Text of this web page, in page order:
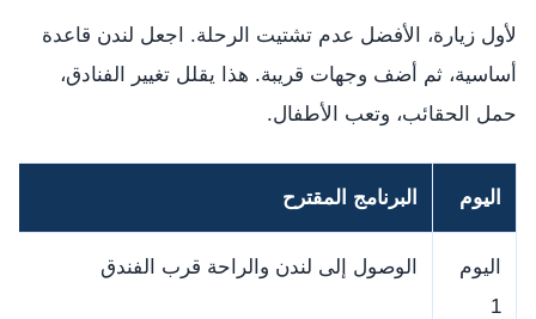
لأول زيارة، الأفضل عدم تشتيت الرحلة. اجعل لندن قاعدة
أساسية، ثم أضف وجهات قريبة. هذا يقلل تغيير الفنادق،
حمل الحقائب، وتعب الأطفال.
اليوم البرنامج المقترح
اليوم
1
الوصول إلى لندن والراحة قرب الفندق